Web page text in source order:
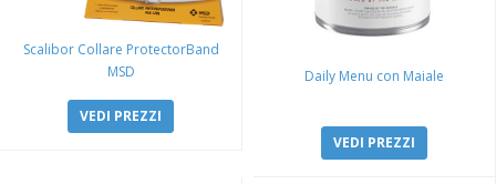
Scalibor Collare ProtectorBand
MSD
VEDI PREZZI
Daily Menu con Maiale
VEDI PREZZI